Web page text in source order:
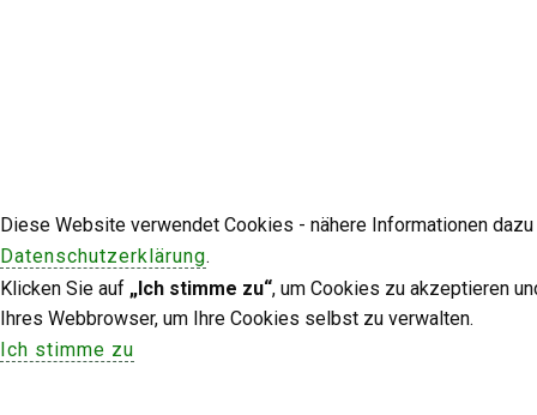
Diese Website verwendet Cookies - nähere Informationen
Datenschutzerklärung.
Klicken Sie auf „Ich stimme zu“, um Cookies zu akzeptieren
Ihres Webbrowser, um Ihre Cookies selbst zu verwalten.
Ich stimme zu